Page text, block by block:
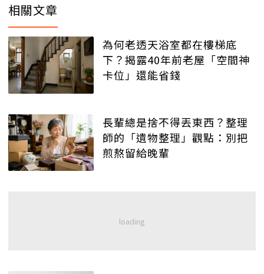
相關文章
為何老透天浴室都在樓梯底
下？揭露40年前老屋「空間神
卡位」還能省錢
長輩總是捨不得丟東西？整理
師的「遺物整理」觀點：別把
煎熬留給晚輩